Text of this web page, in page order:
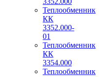
Теплообменник
КК
3352.000-
01
Теплообменник
КК
3354.000
Теплообменник